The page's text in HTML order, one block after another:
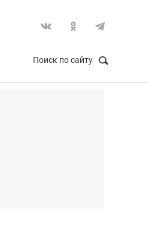
Поиск по сайту